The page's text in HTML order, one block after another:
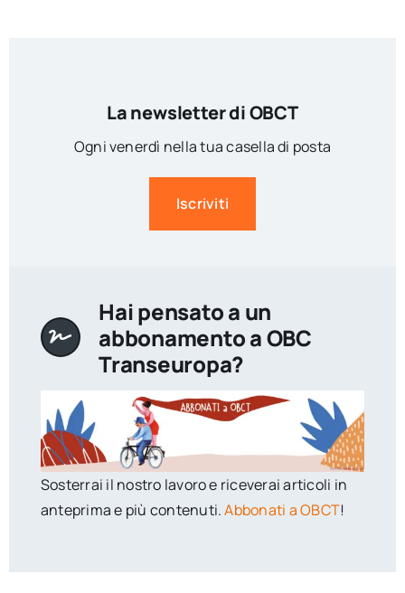
La newsletter di OBCT
Ogni venerdì nella tua casella di posta
Iscriviti
Hai pensato a un
abbonamento a OBC
Transeuropa?
Sosterrai il nostro lavoro e riceverai articoli in
anteprima e più contenuti.Abbonati a OBCT!